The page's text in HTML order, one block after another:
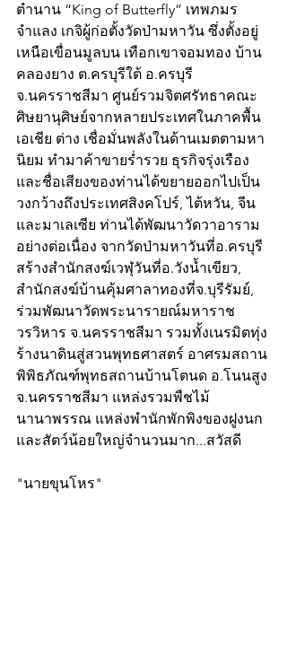
ตำนาน “King of Butterfly” เทพภมร
จำแลง เกจิผู้ก่อตั้งวัดป่ามหาวัน ซึ่งตั้งอยู่
เหนือเขื่อนมูลบน เทือกเขาจอมทอง บ้าน
คลองยาง ต.ครบุรีใต้ อ.ครบุรี
จ.นครราชสีมา ศูนย์รวมจิตศรัทธาคณะ
ศิษยานุศิษย์จากหลายประเทศในภาคพื้น
เอเชีย ต่าง เชื่อมั่นพลังในด้านเมตตามหา
นิยม ทำมาค้าขายร่ำรวย ธุรกิจรุ่งเรือง
และชื่อเสียงของท่านได้ขยายออกไปเป็น
วงกว้างถึงประเทศสิงคโปร์, ไต้หวัน, จีน
และมาเลเซีย ท่านได้พัฒนาวัดวาอาราม
อย่างต่อเนื่อง จากวัดป่ามหาวันที่อ.ครบุรี
สร้างสำนักสงฆ์เวฬุวันที่อ.วังน้ำเขียว,
สำนักสงฆ์บ้านคุ้มศาลาทองที่จ.บุรีรัมย์,
ร่วมพัฒนาวัดพระนารายณ์มหาราช
วรวิหาร จ.นครราชสีมา รวมทั้งเนรมิตทุ่ง
ร้างนาดินสู่สวนพุทธศาสตร์ อาศรมสถาน
พิพิธภัณฑ์พุทธสถานบ้านโตนด อ.โนนสูง
จ.นครราชสีมา แหล่งรวมพืชไม้
นานาพรรณ แหล่งพำนักพักพิงของฝูงนก
และสัตว์น้อยใหญ่จำนวนมาก...สวัสดี
"นายขุนโหร"